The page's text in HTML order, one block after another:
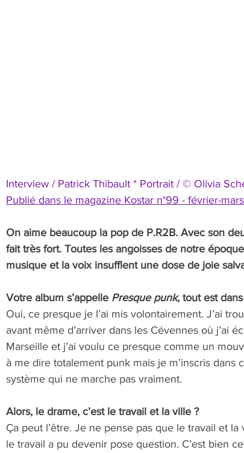
Interview / Patrick Thibault * Portrait / © Olivia
Publié dans le magazine Kostar n°99 - février-
On aime beaucoup la pop de P.R2B. Avec son
fait très fort. Toutes les angoisses de notre
musique et la voix insufflent une dose de joie
Votre album s’appelle Presque punk, tout est
Oui, ce presque je l’ai mis volontairement. J’ai
avant même d’arriver dans les Cévennes où j’ai
Marseille et j’ai voulu ce presque comme un
à me dire totalement punk mais je m’inscris dans
système qui ne marche pas vraiment.
Alors, le drame, c’est le travail et la ville ?
Ça peut l’être. Je ne pense pas que le travail et
le travail a pu devenir pose question. C’est bien